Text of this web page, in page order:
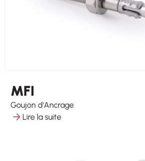
MFI
Goujon d'Ancrage
Lire la suite